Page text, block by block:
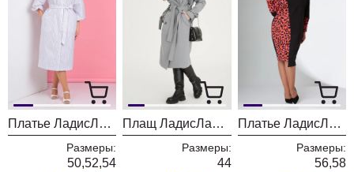
Платье ЛадисЛайн 1283 белый полоска
Размеры:
50,52,54
Плащ ЛадисЛайн 1419 серо- голубой
Размеры:
44
Платье ЛадисЛайн 1422 розовый леопард + черный
Размеры:
56,58